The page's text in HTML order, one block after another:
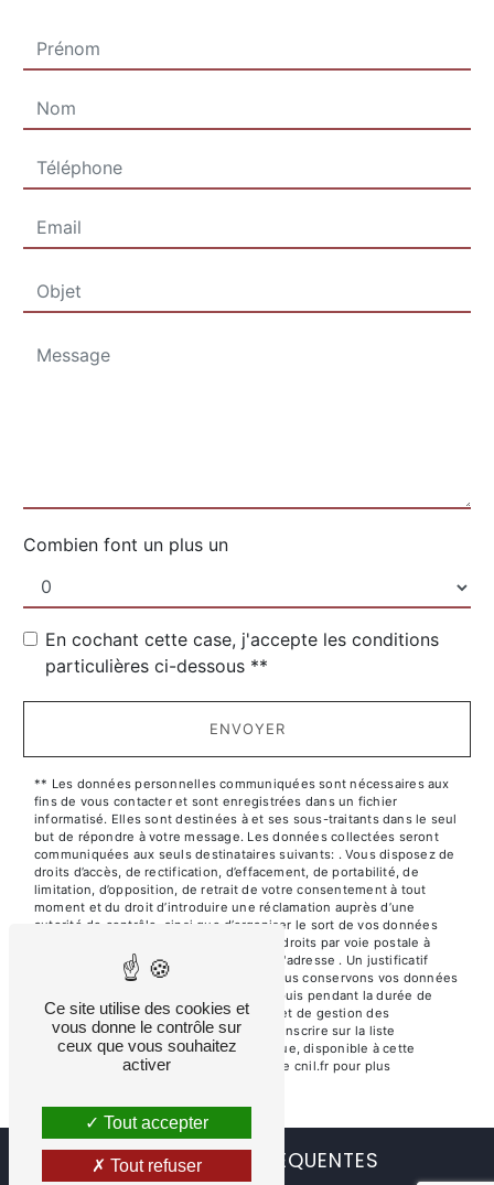
Combien font un plus un
En cochant cette case, j'accepte les conditions
particulières ci-dessous **
ENVOYER
** Les données personnelles communiquées sont nécessaires aux
fins de vous contacter et sont enregistrées dans un fichier
informatisé. Elles sont destinées à et ses sous-traitants dans le seul
but de répondre à votre message. Les données collectées seront
communiquées aux seuls destinataires suivants: . Vous disposez de
droits d’accès, de rectification, d’effacement, de portabilité, de
limitation, d’opposition, de retrait de votre consentement à tout
moment et du droit d’introduire une réclamation auprès d’une
autorité de contrôle, ainsi que d’organiser le sort de vos données
post-mortem. Vous pouvez exercer ces droits par voie postale à
l'adresse ou par courrier électronique à l'adresse . Un justificatif
d'identité pourra vous être demandé. Nous conservons vos données
pendant la période de prise de contact puis pendant la durée de
prescription légale aux fins probatoires et de gestion des
contentieux. Vous avez le droit de vous inscrire sur la liste
d'opposition au démarchage téléphonique, disponible à cette
Bloctel.gouv.fr
. Consultez le site cnil.fr pour plus
RECHERCHES FRÉQUENTES
Ce site utilise des cookies et
vous donne le contrôle sur
ceux que vous souhaitez
activer
Tout accepter
Tout refuser